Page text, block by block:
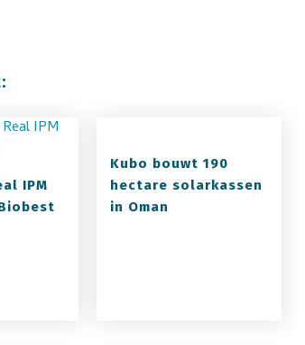
IPM
Kubo bouwt 190
hectare solarkassen
in Oman